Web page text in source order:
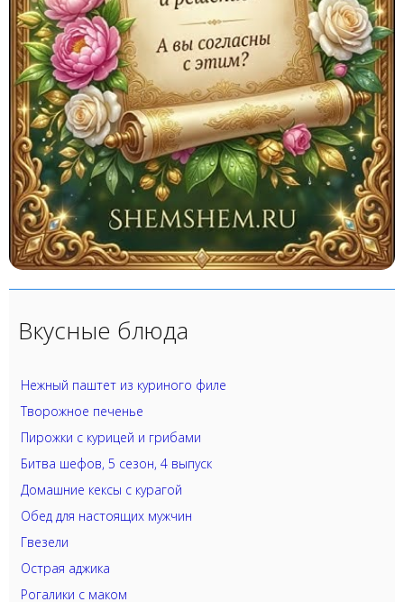
Вкусные блюда
Нежный паштет из куриного филе
Творожное печенье
Пирожки с курицей и грибами
Битва шефов, 5 сезон, 4 выпуск
Домашние кексы с курагой
Обед для настоящих мужчин
Гвезели
Острая аджика
Рогалики с маком